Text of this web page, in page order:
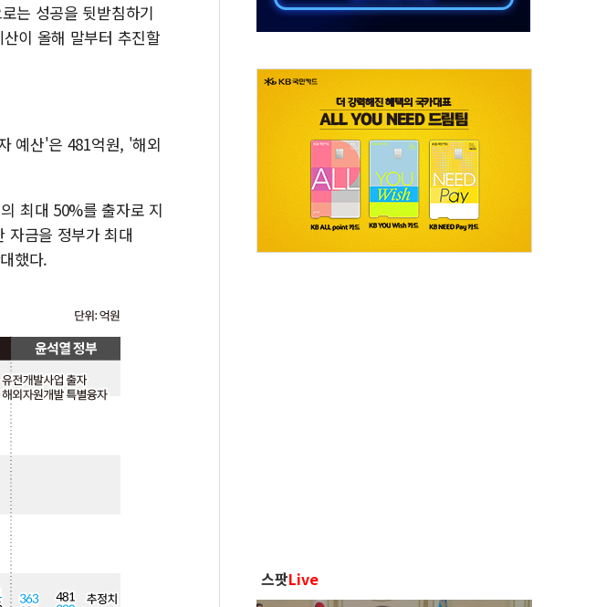
는 성공을 뒷받침하기
이 올해 말부터 추진할
예산'은 481억원, '해외
최대 50%를 출자로 지
자금을 정부가 최대
했다.
스팟Live